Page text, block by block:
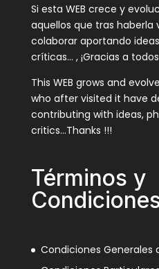
Si esta WEB crece y
aquellos que tras haberla
colaborar aportando
críticas… , ¡Gracias a
This WEB grows and
who after visited it have
contributing with ideas,
critics…Thanks !!!
Términos y
Condiciones Generales